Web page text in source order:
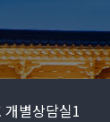
찾
홍
별상담실1